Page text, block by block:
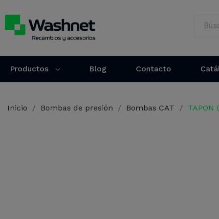
Productos Blog Contacto
Inicio Bombas de presión Bombas CAT TAPON